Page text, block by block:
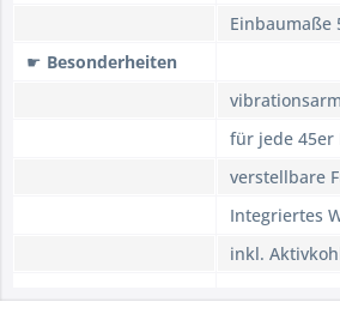
Einbaumaße
☛ Besonderheiten
für jede 45er
verstellbare
Integriertes
inkl.